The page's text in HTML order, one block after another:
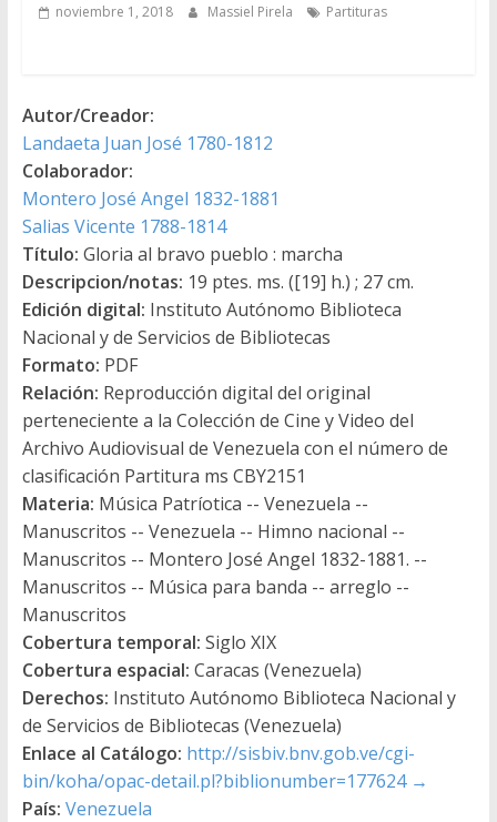
noviembre 1, 2018 Massiel Pirela Partituras
Autor/Creador:
Landaeta Juan José 1780-1812
Colaborador:
Montero José Angel 1832-1881
Salias Vicente 1788-1814
Título: Gloria al bravo pueblo : marcha
Descripcion/notas: 19 ptes. ms. ([19] h.) ; 27 cm.
Edición digital: Instituto Autónomo Biblioteca
Nacional y de Servicios de Bibliotecas
Formato: PDF
Relación: Reproducción digital del original
perteneciente a la Colección de Cine y Video del
Archivo Audiovisual de Venezuela con el número de
clasificación Partitura ms CBY2151
Materia: Música Patríotica -- Venezuela --
Manuscritos -- Venezuela -- Himno nacional --
Manuscritos -- Montero José Angel 1832-1881. --
Manuscritos -- Música para banda -- arreglo --
Manuscritos
Cobertura temporal: Siglo XIX
Cobertura espacial: Caracas (Venezuela)
Derechos: Instituto Autónomo Biblioteca Nacional y
de Servicios de Bibliotecas (Venezuela)
Enlace al Catálogo: http://sisbiv.bnv.gob.ve/cgi-
bin/koha/opac-detail.pl?biblionumber=177624 →
País: Venezuela